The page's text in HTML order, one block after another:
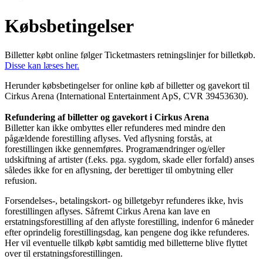
Købsbetingelser
Billetter købt online følger Ticketmasters retningslinjer for billetkøb.
Disse kan læses her.
Herunder købsbetingelser for online køb af billetter og gavekort til
Cirkus Arena (International Entertainment ApS, CVR 39453630).
Refundering af billetter og gavekort i Cirkus Arena
Billetter kan ikke ombyttes eller refunderes med mindre den
pågældende forestilling aflyses. Ved aflysning forstås, at
forestillingen ikke gennemføres. Programændringer og/eller
udskiftning af artister (f.eks. pga. sygdom, skade eller forfald) anses
således ikke for en aflysning, der berettiger til ombytning eller
refusion.
Forsendelses-, betalingskort- og billetgebyr refunderes ikke, hvis
forestillingen aflyses. Såfremt Cirkus Arena kan lave en
erstatningsforestilling af den aflyste forestilling, indenfor 6 måneder
efter oprindelig forestillingsdag, kan pengene dog ikke refunderes.
Her vil eventuelle tilkøb købt samtidig med billetterne blive flyttet
over til erstatningsforestillingen.